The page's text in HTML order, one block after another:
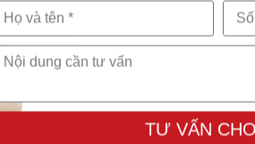
TƯ VẤN